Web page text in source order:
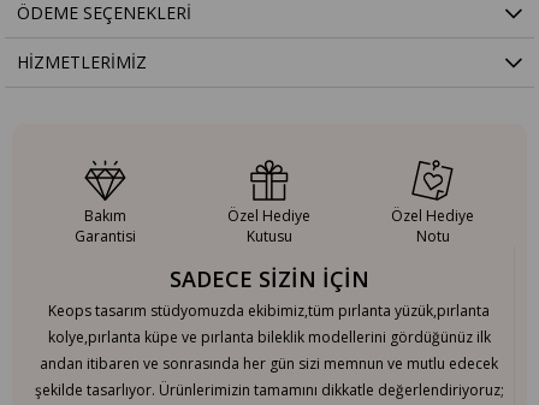
ÖDEME SEÇENEKLERI
HIZMETLERIMIZ
SADECE SİZİN İÇİN
Keops tasarım stüdyomuzda ekibimiz,tüm pırlanta yüzük,pırlanta
kolye,pırlanta küpe ve pırlanta bileklik modellerini gördüğünüz ilk
andan itibaren ve sonrasında her gün sizi memnun ve mutlu edecek
şekilde tasarlıyor. Ürünlerimizin tamamını dikkatle değerlendiriyoruz;
Bakım
Garantisi
Özel Hediye
Kutusu
Özel Hediye
Notu